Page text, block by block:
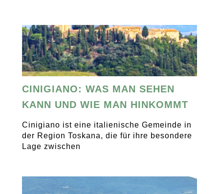
CINIGIANO: WAS MAN SEHEN
KANN UND WIE MAN HINKOMMT
Cinigiano ist eine italienische Gemeinde in
der Region Toskana, die für ihre besondere
Lage zwischen